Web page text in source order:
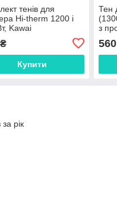
тенів для
Hi-therm 1200 і
Kawai
Купити
Тен
з
560
рік